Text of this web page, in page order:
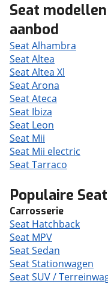
Seat
aanbod
Seat Alhambra
Seat Altea
Seat Altea Xl
Seat Arona
Seat Ateca
Seat Ibiza
Seat Leon
Seat Mii
Seat Mii electric
Seat Tarraco
Populaire
Carrosserie
Seat Hatchback
Seat MPV
Seat Sedan
Seat Stationwagen
Seat SUV /